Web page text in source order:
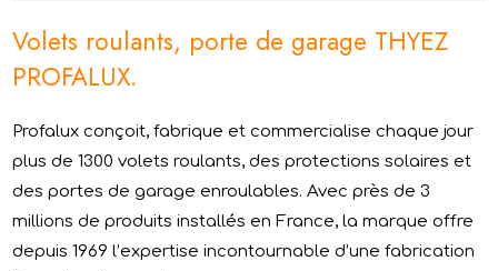
Volets roulants, porte de garage THYEZ
PROFALUX.
Profalux conçoit, fabrique et commercialise chaque jour
plus de 1300 volets roulants, des protections solaires et
des portes de garage enroulables. Avec près de 3
millions de produits installés en France, la marque offre
depuis 1969 l’expertise incontournable d’une fabrication